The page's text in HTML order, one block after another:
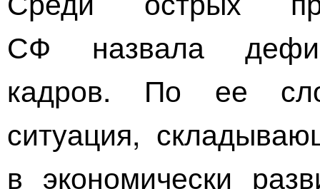
СФ назвала
кадров. По ее
ситуация,
в экономически